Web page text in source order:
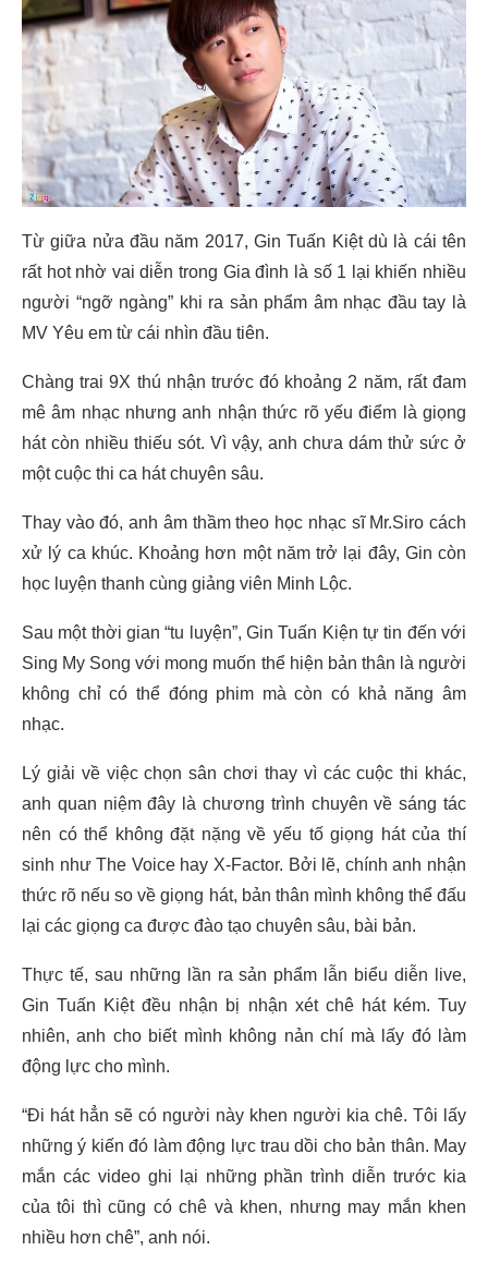
Từ giữa nửa đầu năm 2017, Gin Tuấn Kiệt dù là cái tên
rất hot nhờ vai diễn trong Gia đình là số 1 lại khiến nhiều
người “ngỡ ngàng” khi ra sản phẩm âm nhạc đầu tay là
MV Yêu em từ cái nhìn đầu tiên.
Chàng trai 9X thú nhận trước đó khoảng 2 năm, rất đam
mê âm nhạc nhưng anh nhận thức rõ yếu điểm là giọng
hát còn nhiều thiếu sót. Vì vậy, anh chưa dám thử sức ở
một cuộc thi ca hát chuyên sâu.
Thay vào đó, anh âm thầm theo học nhạc sĩ Mr.Siro cách
xử lý ca khúc. Khoảng hơn một năm trở lại đây, Gin còn
học luyện thanh cùng giảng viên Minh Lộc.
Sau một thời gian “tu luyện”, Gin Tuấn Kiện tự tin đến với
Sing My Song với mong muốn thể hiện bản thân là người
không chỉ có thể đóng phim mà còn có khả năng âm
nhạc.
Lý giải về việc chọn sân chơi thay vì các cuộc thi khác,
anh quan niệm đây là chương trình chuyên về sáng tác
nên có thể không đặt nặng về yếu tố giọng hát của thí
sinh như The Voice hay X-Factor. Bởi lẽ, chính anh nhận
thức rõ nếu so về giọng hát, bản thân mình không thể đấu
lại các giọng ca được đào tạo chuyên sâu, bài bản.
Thực tế, sau những lần ra sản phẩm lẫn biểu diễn live,
Gin Tuấn Kiệt đều nhận bị nhận xét chê hát kém. Tuy
nhiên, anh cho biết mình không nản chí mà lấy đó làm
động lực cho mình.
“Đi hát hẳn sẽ có người này khen người kia chê. Tôi lấy
những ý kiến đó làm động lực trau dồi cho bản thân. May
mắn các video ghi lại những phần trình diễn trước kia
của tôi thì cũng có chê và khen, nhưng may mắn khen
nhiều hơn chê”, anh nói.